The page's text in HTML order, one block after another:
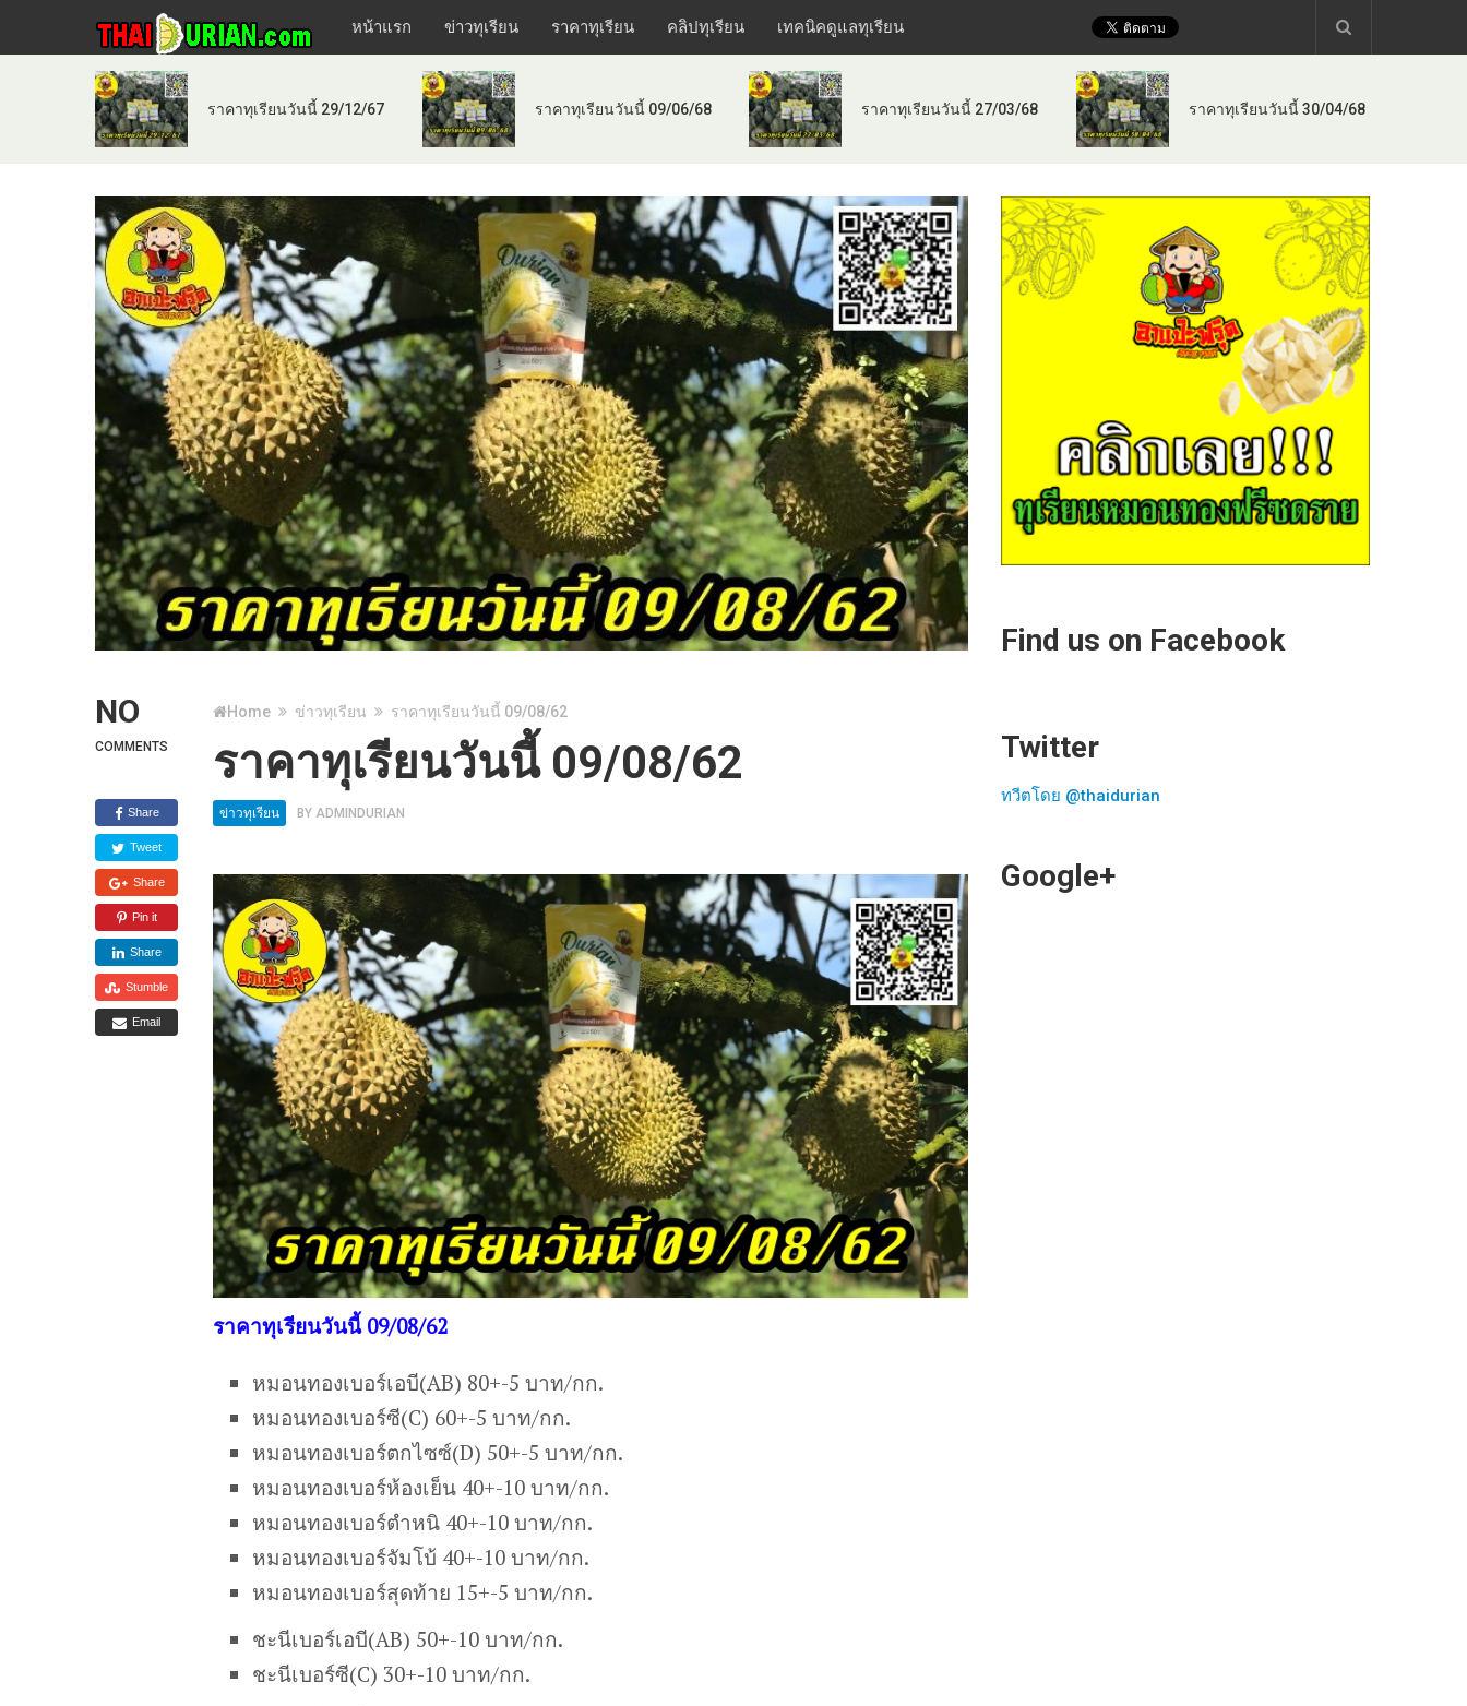
หน้าแรก ข่าวทุเรียน ราคาทุเรียน คลิปทุเรียน เทคนิคดูแลทุเรียน
ราคาทุเรียนวันนี้ 29/12/67 ราคาทุเรียนวันนี้ 09/06/68 ราคาทุเรียนวันนี้ 27/03/68 ราคาทุเรียนวันนี้ 30/04/68
NO
COMMENTS
Share
Tweet
Share
Pin it
Share
Stumble
Email
Home ข่าวทุเรียน ราคาทุเรียนวันนี้ 09/08/62
ราคาทุเรียนวันนี้ 09/08/62
ข่าวทุเรียน BY ADMINDURIAN
ราคาทุเรียนวันนี้ 09/08/62
หมอนทองเบอร์เอบี(AB) 80+-5 บาท/กก.
หมอนทองเบอร์ซี(C) 60+-5 บาท/กก.
หมอนทองเบอร์ตกไซซ์(D) 50+-5 บาท/กก.
หมอนทองเบอร์ห้องเย็น 40+-10 บาท/กก.
หมอนทองเบอร์ตำหนิ 40+-10 บาท/กก.
หมอนทองเบอร์จัมโบ้ 40+-10 บาท/กก.
หมอนทองเบอร์สุดท้าย 15+-5 บาท/กก.
ชะนีเบอร์เอบี(AB) 50+-10 บาท/กก.
ชะนีเบอร์ซี(C) 30+-10 บาท/กก.
Find us on Facebook
Twitter
ทวีตโดย @thaidurian
Google+